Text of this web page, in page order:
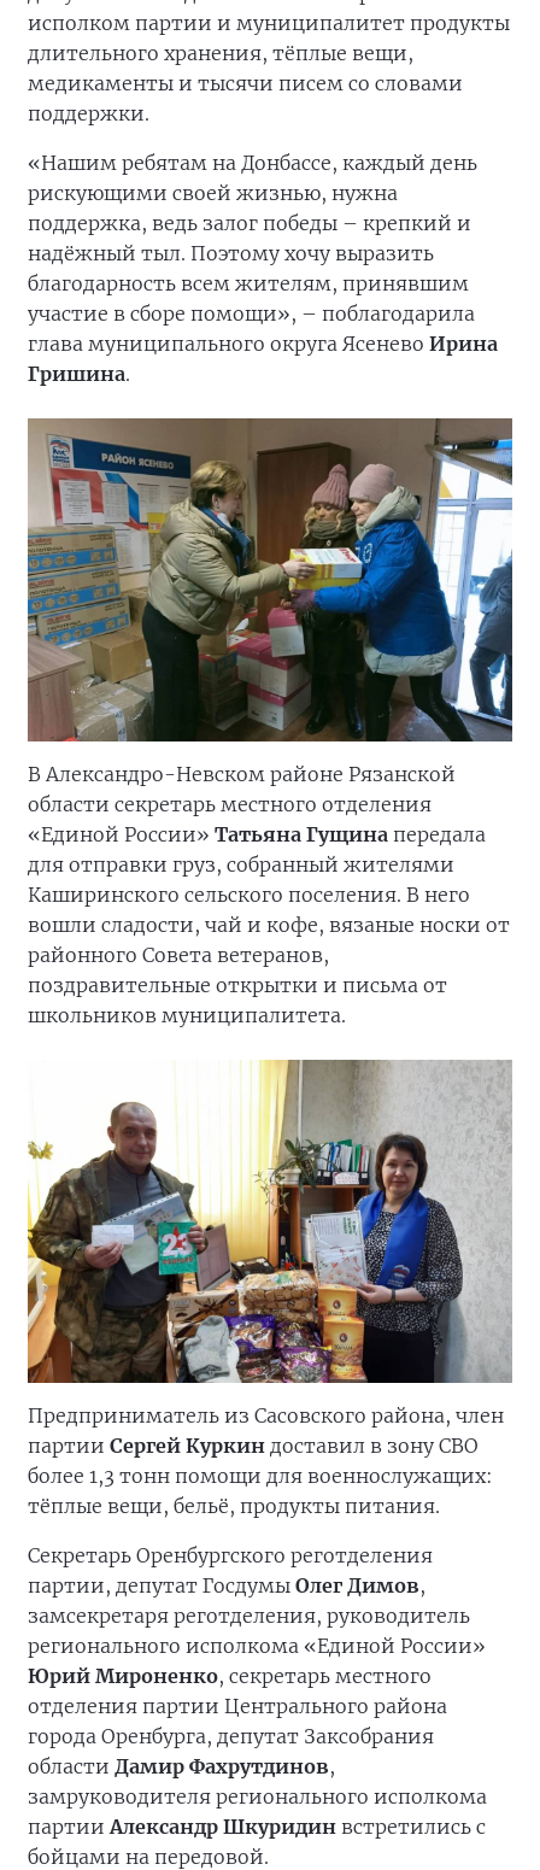
исполком партии и муниципалитет продукты
длительного хранения, тёплые вещи,
медикаменты и тысячи писем со словами
поддержки.
«Нашим ребятам на Донбассе, каждый день
рискующими своей жизнью, нужна
поддержка, ведь залог победы – крепкий и
надёжный тыл. Поэтому хочу выразить
благодарность всем жителям, принявшим
участие в сборе помощи», – поблагодарила
глава муниципального округа Ясенево Ирина
Гришина.
В Александро-Невском районе Рязанской
области секретарь местного отделения
«Единой России» Татьяна Гущина передала
для отправки груз, собранный жителями
Каширинского сельского поселения. В него
вошли сладости, чай и кофе, вязаные носки от
районного Совета ветеранов,
поздравительные открытки и письма от
школьников муниципалитета.
Предприниматель из Сасовского района, член
партии Сергей Куркин доставил в зону СВО
более 1,3 тонн помощи для военнослужащих:
тёплые вещи, бельё, продукты питания.
Секретарь Оренбургского реготделения
партии, депутат Госдумы Олег Димов,
замсекретаря реготделения, руководитель
регионального исполкома «Единой России»
Юрий Мироненко, секретарь местного
отделения партии Центрального района
города Оренбурга, депутат Заксобрания
области Дамир Фахрутдинов,
замруководителя регионального исполкома
партииАлександр Шкуридин встретились с
бойцами на передовой.